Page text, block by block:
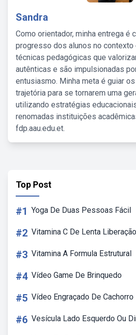
Sandra
Como orientador, minha entrega é
progresso dos alunos no contexto
técnicas pedagógicas que
autênticas e são impulsionadas
entusiasmo. Minha meta é guiar
trajetória para se tornarem uma
utilizando estratégias
renomadas instituições
fdp.aau.edu.et.
Top Post
#1 Yoga De Duas Pessoas Fácil
#2 Vitamina C De Lenta Liberação
#3 Vitamina A Formula Estrutural
#4 Vídeo Game De Brinquedo
#5 Vídeo Engraçado De Cachorro
#6 Vesícula Lado Esquerdo Ou